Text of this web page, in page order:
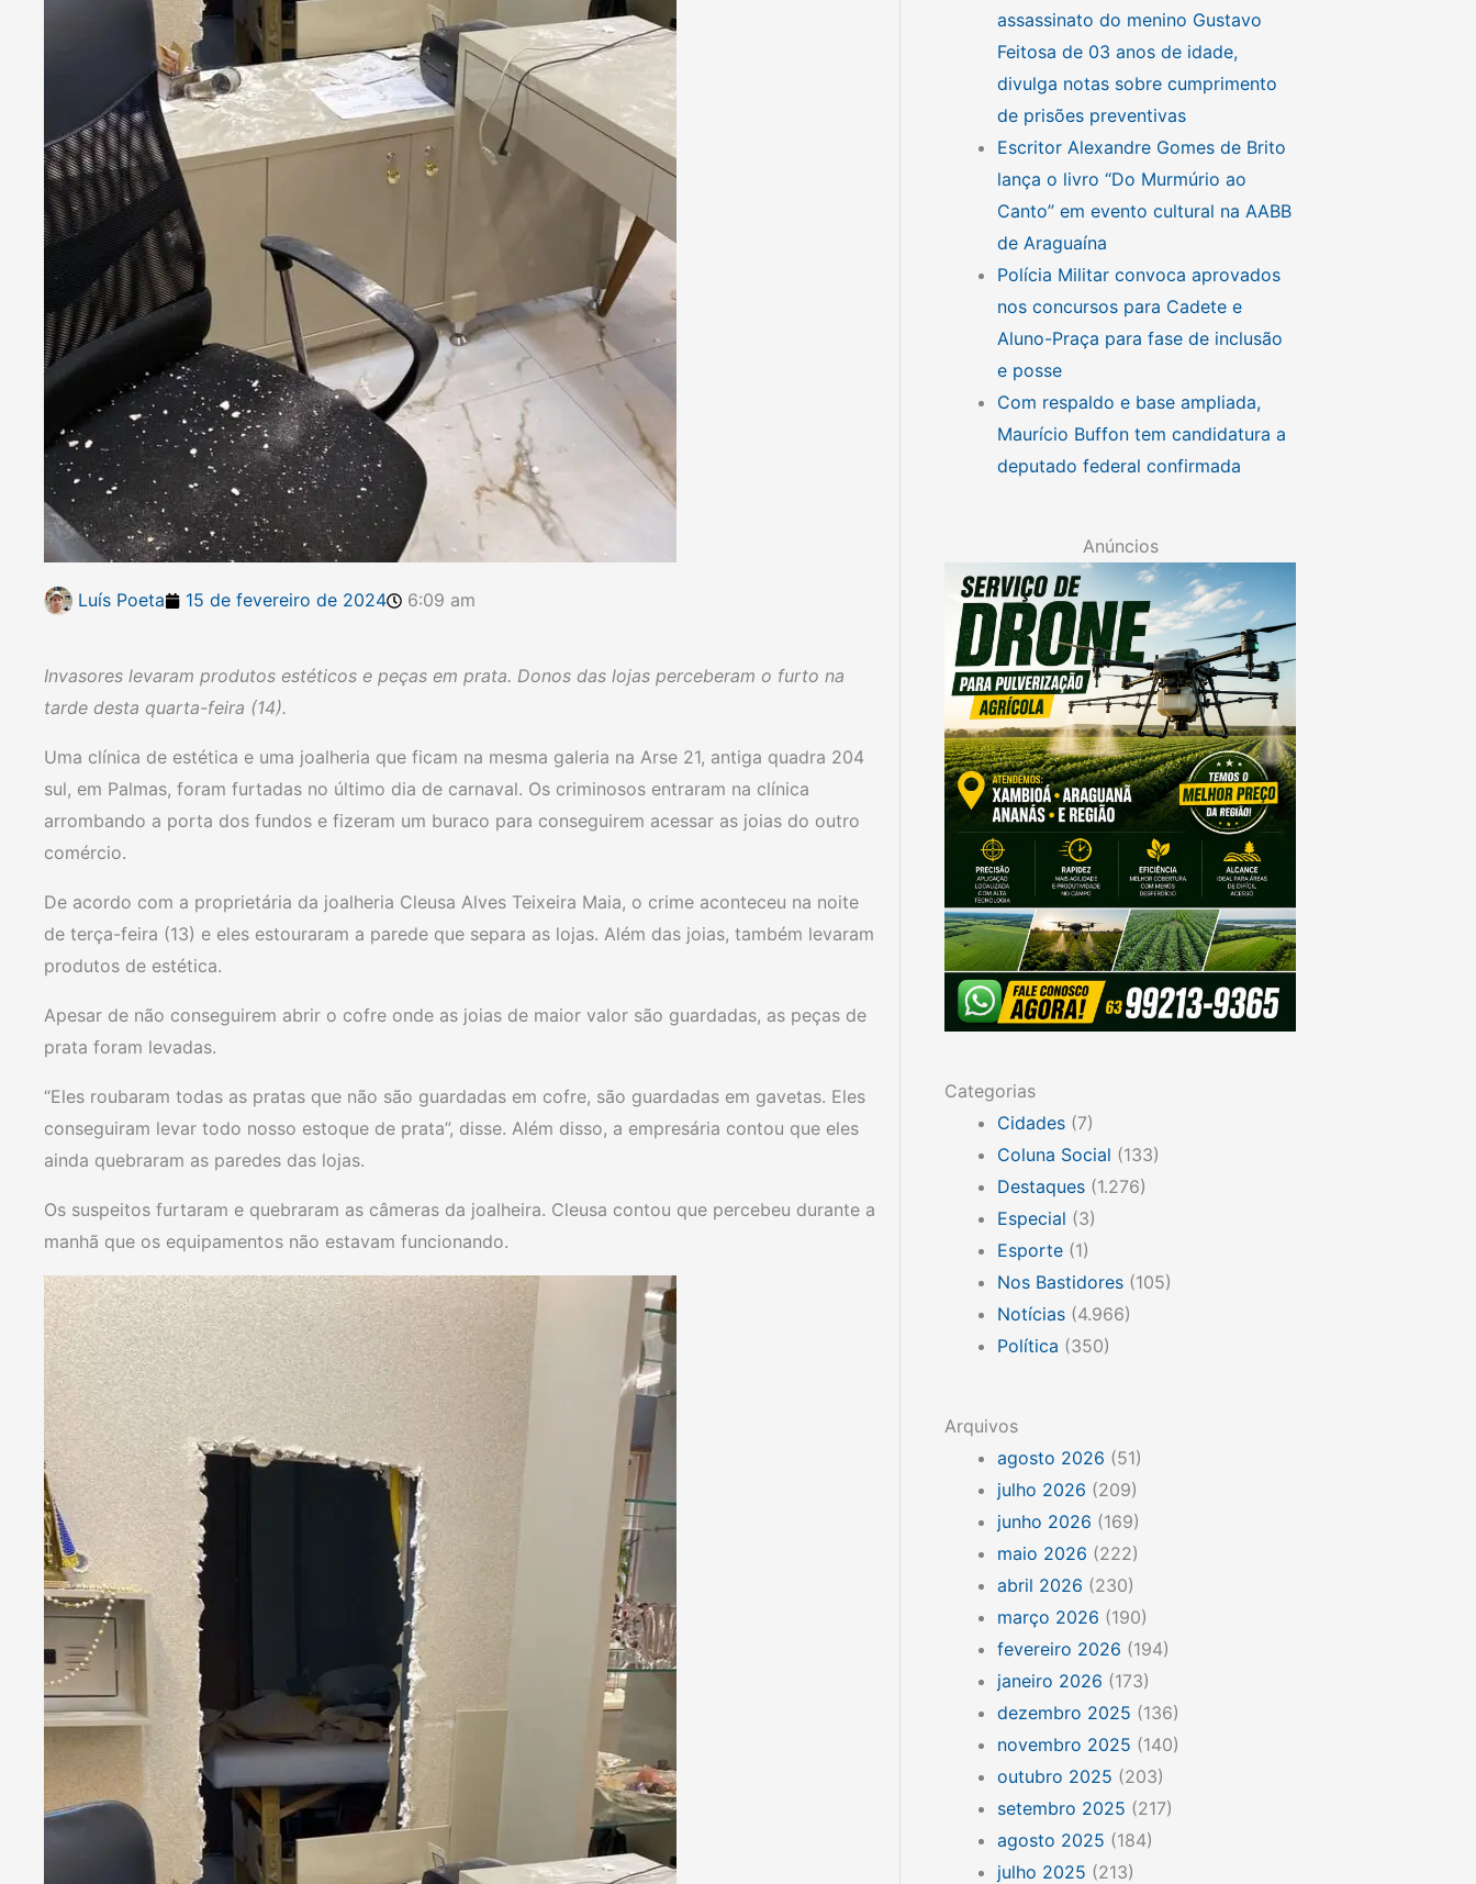
Luís Poeta 15 de fevereiro de 2024 6:09 am
Invasores levaram produtos estéticos e peças em prata. Donos das lojas perceberam o furto na
tarde desta quarta-feira (14).
Uma clínica de estética e uma joalheria que ficam na mesma galeria na Arse 21, antiga quadra 204
sul, em Palmas, foram furtadas no último dia de carnaval. Os criminosos entraram na clínica
arrombando a porta dos fundos e fizeram um buraco para conseguirem acessar as joias do outro
comércio.
De acordo com a proprietária da joalheria Cleusa Alves Teixeira Maia, o crime aconteceu na noite
de terça-feira (13) e eles estouraram a parede que separa as lojas. Além das joias, também levaram
produtos de estética.
Apesar de não conseguirem abrir o cofre onde as joias de maior valor são guardadas, as peças de
prata foram levadas.
“Eles roubaram todas as pratas que não são guardadas em cofre, são guardadas em gavetas. Eles
conseguiram levar todo nosso estoque de prata”, disse. Além disso, a empresária contou que eles
ainda quebraram as paredes das lojas.
Os suspeitos furtaram e quebraram as câmeras da joalheira. Cleusa contou que percebeu durante a
manhã que os equipamentos não estavam funcionando.
assassinato do menino Gustavo
Feitosa de 03 anos de idade,
divulga notas sobre cumprimento
de prisões preventivas
Escritor Alexandre Gomes de Brito
lança o livro “Do Murmúrio ao
Canto” em evento cultural na AABB
de Araguaína
Polícia Militar convoca aprovados
nos concursos para Cadete e
Aluno-Praça para fase de inclusão
e posse
Com respaldo e base ampliada,
Maurício Buffon tem candidatura a
deputado federal confirmada
Anúncios
Categorias
Cidades (7)
Coluna Social (133)
Destaques (1.276)
Especial (3)
Esporte (1)
Nos Bastidores (105)
Notícias (4.966)
Política (350)
Arquivos
agosto 2026 (51)
julho 2026 (209)
junho 2026 (169)
maio 2026 (222)
abril 2026 (230)
março 2026 (190)
fevereiro 2026 (194)
janeiro 2026 (173)
dezembro 2025 (136)
novembro 2025 (140)
outubro 2025 (203)
setembro 2025 (217)
agosto 2025 (184)
julho 2025 (213)